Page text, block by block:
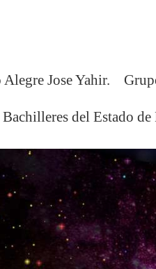
Alegre Jose Yahir.
del Estado